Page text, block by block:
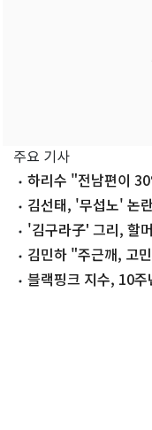
주요 기사
하리수 "전남편이
김선태, '무섭노' 논
생각 없냐?"
'김구라子' 그리, 할
김민하 "주근깨, 고
블랙핑크 지수, 10